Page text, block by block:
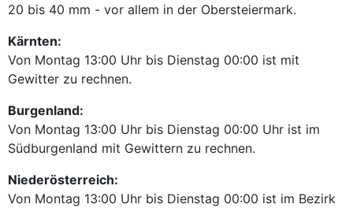
20 bis 40 mm - vor allem in der Obersteiermark.
Kärnten:
Von Montag 13:00 Uhr bis Dienstag 00:00 ist mit
Gewitter zu rechnen.
Burgenland:
Von Montag 13:00 Uhr bis Dienstag 00:00 Uhr ist im
Südburgenland mit Gewittern zu rechnen.
Niederösterreich:
Von Montag 13:00 Uhr bis Dienstag 00:00 ist im Bezirk